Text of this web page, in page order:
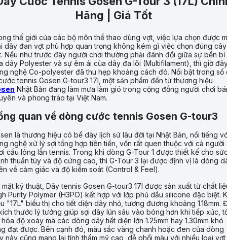
Hãng | Giá Tốt
thế giới của các bộ môn thể thao dùng vợt, việc lựa chọn được
dây đan vợt phù hợp quan trọng không kém gì việc chọn đúng cây
Nếu như trước đây người chơi thường phải đánh đổi giữa sự bền bỉ
dây Polyester và sự êm ái của dây đa lõi (Multifilament), thì giờ
nghệ Co-polyester đã thu hẹp khoảng cách đó. Nổi bật trong số
tennis Gosen G-tour3 17l, một sản phẩm đến từ thương hiệu
Nhật Bản đang làm mưa làm gió trong cộng đồng người chơi
và phong trào tại Việt Nam.
quan về dòng cước tennis Gosen G-tour3
là thương hiệu có bề dày lịch sử lâu đời tại Nhật Bản, nổi tiếng
nghệ xử lý sợi tổng hợp tiên tiến, vốn rất quen thuộc với cả người
cầu lông lẫn tennis. Trong khi dòng G-Tour 1 được thiết kế cho
thuần túy và độ cứng cao, thì G-Tour 3 lại được định vị là dòng
về cảm giác và độ kiểm soát (Control & Feel).
mặt kỹ thuật, Dây tennis Gosen G-tour3 17l được sản xuất từ chất
Purity Polymer (H3PO) kết hợp với lớp phủ dầu silicone đặc biệt.
"17L" biểu thị cho tiết diện dây nhỏ, tương đương khoảng 1.18mm.
thước lý tưởng giúp sợi dây lún sâu vào bóng hơn khi tiếp xúc,
độ xoáy mà các dòng dây tiết diện lớn 1.25mm hay 1.30mm khó
đạt được. Bên cạnh đó, màu sắc vàng chanh hoặc đen của dòng
này cũng mang lại tính thẩm mỹ cao, dễ phối màu với nhiều loại vợt